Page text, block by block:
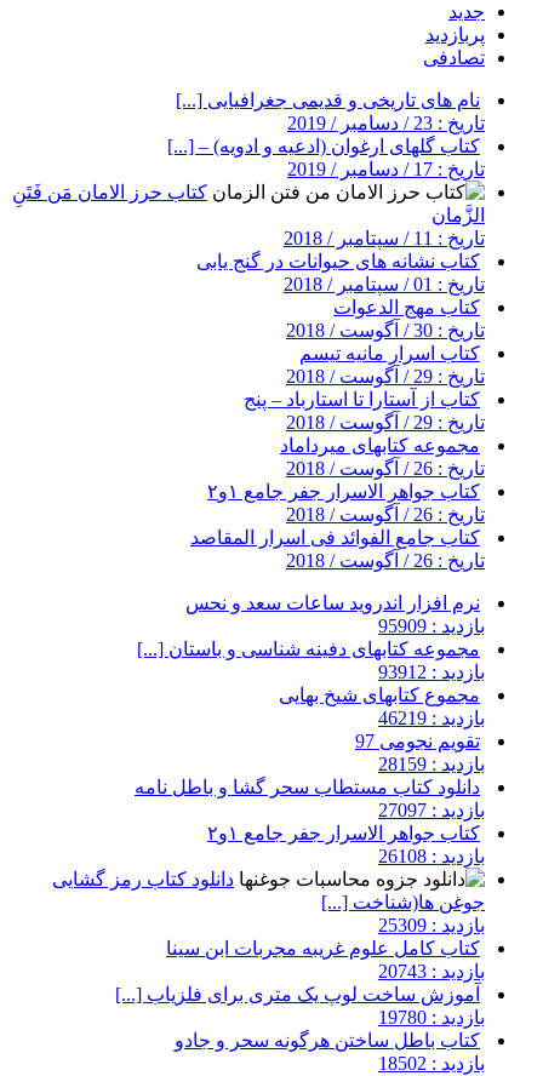
جدید
پربازدید
تصادفی
نام های تاریخی و قدیمی جغرافیایی [...]
تاریخ : 23 / دسامبر / 2019
کتاب گلهای ارغوان (ادعیه و ادویه) – [...]
تاریخ : 17 / دسامبر / 2019
کتاب حرز الامان مَن فَتَنِ
الزَّمان
تاریخ : 11 / سپتامبر / 2018
کتاب نشانه های حیوانات در گنج یابی
تاریخ : 01 / سپتامبر / 2018
کتاب مهج الدعوات
تاریخ : 30 / آگوست / 2018
کتاب اسرار مانیه تیسم
تاریخ : 29 / آگوست / 2018
کتاب از آستارا تا استارباد – پنج
تاریخ : 29 / آگوست / 2018
مجموعه کتابهای میرداماد
تاریخ : 26 / آگوست / 2018
کتاب جواهر الاسرار جفر جامع ۱و۲
تاریخ : 26 / آگوست / 2018
کتاب جامع الفوائد فی اسرار المقاصد
تاریخ : 26 / آگوست / 2018
نرم افزار اندروید ساعات سعد و نحس
بازدید : 95909
مجموعه کتابهای دفینه شناسی و باستان [...]
بازدید : 93912
مجموع کتابهای شیخ بهایی
بازدید : 46219
تقویم نجومی 97
بازدید : 28159
دانلود کتاب مستطاب سحر گشا و باطل نامه
بازدید : 27097
کتاب جواهر الاسرار جفر جامع ۱و۲
بازدید : 26108
دانلود کتاب رمز گشایی
جوغن ها(شناخت [...]
بازدید : 25309
کتاب کامل علوم غریبه مجربات ابن سینا
بازدید : 20743
آموزش ساخت لوپ یک متری برای فلزیاب [...]
بازدید : 19780
کتاب باطل ساختن هرگونه سحر و جادو
بازدید : 18502